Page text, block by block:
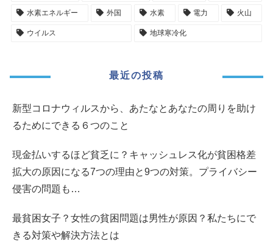
水素エネルギー 外国 水素 電力 火山
ウイルス 地球寒冷化
最近の投稿
新型コロナウィルスから、あたなとあなたの周りを助け
るためにできる６つのこと
現金払いするほど貧乏に？キャッシュレス化が貧困格差
拡大の原因になる7つの理由と9つの対策。プライバシー
侵害の問題も…
最貧困女子？女性の貧困問題は男性が原因？私たちにで
きる対策や解決方法とは